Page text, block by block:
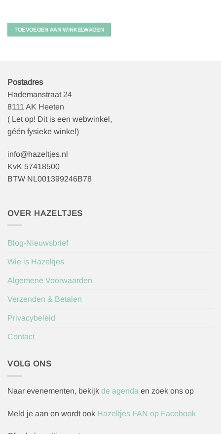
TOEVOEGEN AAN WINKELWAGEN
Postadres
Hademanstraat 24
8111 AK Heeten
( Let op! Dit is een webwinkel,
géén fysieke winkel)
info@hazeltjes.nl
KvK 57418500
BTW NL001399246B78
OVER HAZELTJES
Blog-Nieuwsbrief
Wie is Hazeltjes
Algemene Voorwaarden
Verzenden & Betalen
Privacybeleid
Contact
VOLG ONS
Naar evenementen, bekijk de agenda en zoek ons op
Meld je aan en wordt ook Hazeltjes FAN op Facebook